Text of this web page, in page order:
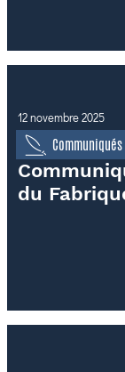
12 novembre 2025
Communiqués
du